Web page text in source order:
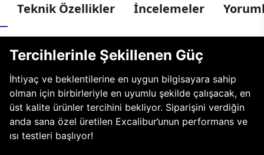
Teknik Özellikler İncelemeler
Tercihlerinle Şekillenen Güç
İhtiyaç ve beklentilerine en uygun bilgisayara sahip
olman için birbirleriyle en uyumlu şekilde çalışacak, en
üst kalite ürünler tercihini bekliyor. Siparişini verdiğin
anda sana özel üretilen Excalibur’unun performans ve
ısı testleri başlıyor!